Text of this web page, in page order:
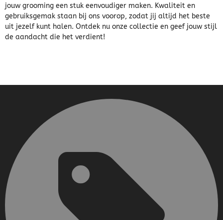
jouw grooming een stuk eenvoudiger maken. Kwaliteit en
gebruiksgemak staan bij ons voorop, zodat jij altijd het beste
uit jezelf kunt halen. Ontdek nu onze collectie en geef jouw stijl
de aandacht die het verdient!